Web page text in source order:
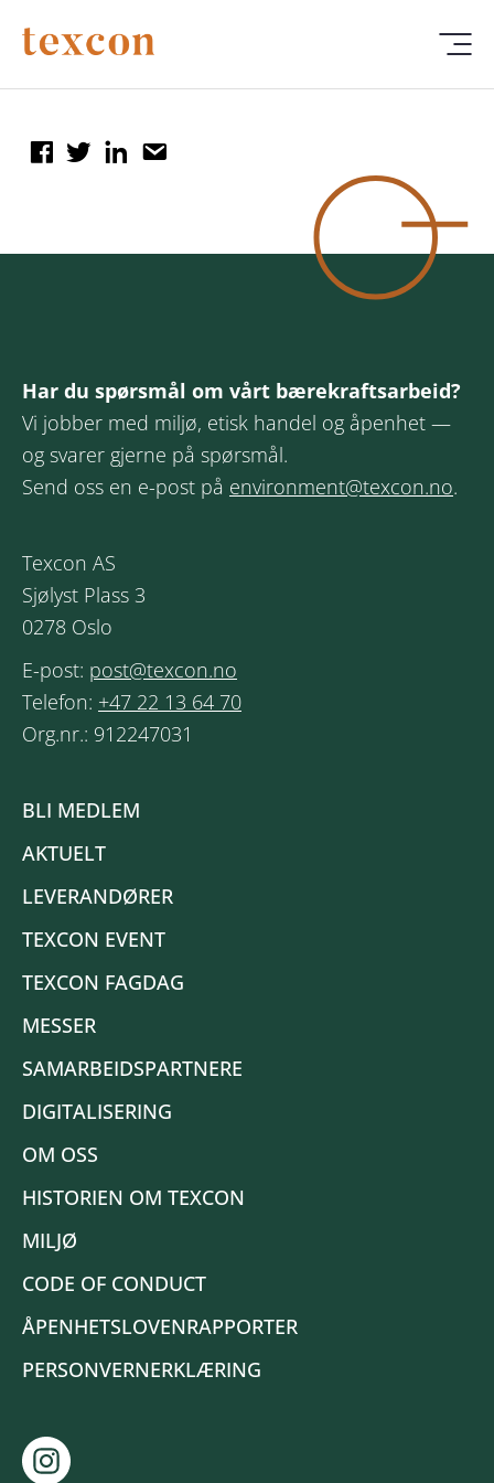
Har du spørsmål om vårt bærekraftsarbeid?
Vi jobber med miljø, etisk handel og åpenhet —
og svarer gjerne på spørsmål.
Send oss en e-post på environment@texcon.no.
Texcon AS
Sjølyst Plass 3
0278 Oslo
E-post: post@texcon.no
Telefon: +47 22 13 64 70
Org.nr.: 912247031
BLI MEDLEM
AKTUELT
LEVERANDØRER
TEXCON EVENT
TEXCON FAGDAG
MESSER
SAMARBEIDSPARTNERE
DIGITALISERING
OM OSS
HISTORIEN OM TEXCON
MILJØ
CODE OF CONDUCT
ÅPENHETSLOVENRAPPORTER
PERSONVERNERKLÆRING